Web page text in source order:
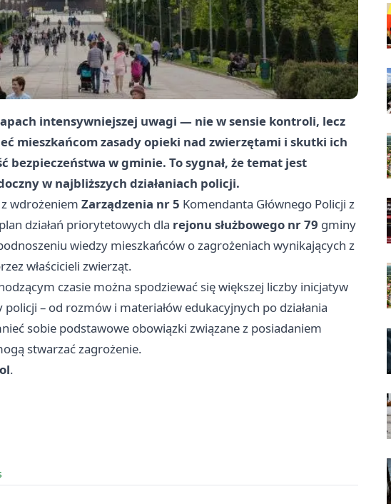
intensywniejszej uwagi — nie w sensie kontroli, lecz
mieszkańcom zasady opieki nad zwierzętami i skutki ich
bezpieczeństwa w gminie. To sygnał, że temat jest
w najbliższych działaniach policji.
wdrożeniem Zarządzenia nr 5 Komendanta Głównego Policji z
działań priorytetowych dla rejonu służbowego nr 79 gminy
wiedzy mieszkańców o zagrożeniach wynikających z
właścicieli zwierząt.
czasie można spodziewać się większej liczby inicjatyw
– od rozmów i materiałów edukacyjnych po działania
sobie podstawowe obowiązki związane z posiadaniem
stwarzać zagrożenie.
.